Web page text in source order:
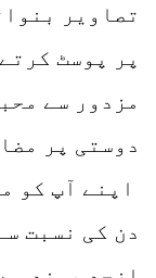
تصاویر
پر پوسٹ
مزدور سے
دوستی پر
اپنے آپ کو
دن کی نسبت